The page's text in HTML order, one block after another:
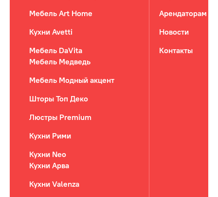
Мебель Art Home
Кухни Avetti
Мебель DaVita
Мебель Медведь
Мебель Модный акцент
Шторы Топ Деко
Люстры Premium
Кухни Рими
Кухни Neo
Кухни Арва
Кухни Valenza
Арендаторам
Новости
Контакты